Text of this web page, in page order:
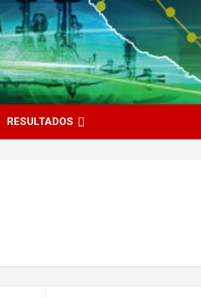
RESULTADOS